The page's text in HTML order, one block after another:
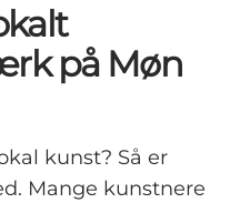
på Møn
kunst? Så er
Mange kunstnere